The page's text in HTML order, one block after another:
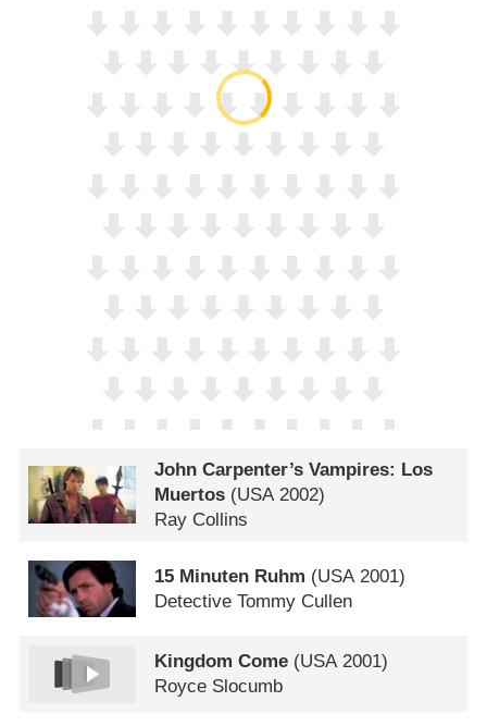
John Carpenter’s Vampires: Los
Muertos (USA2002)
Ray Collins
15 Minuten Ruhm (USA2001)
Detective Tommy Cullen
Kingdom Come (USA2001)
Royce Slocumb